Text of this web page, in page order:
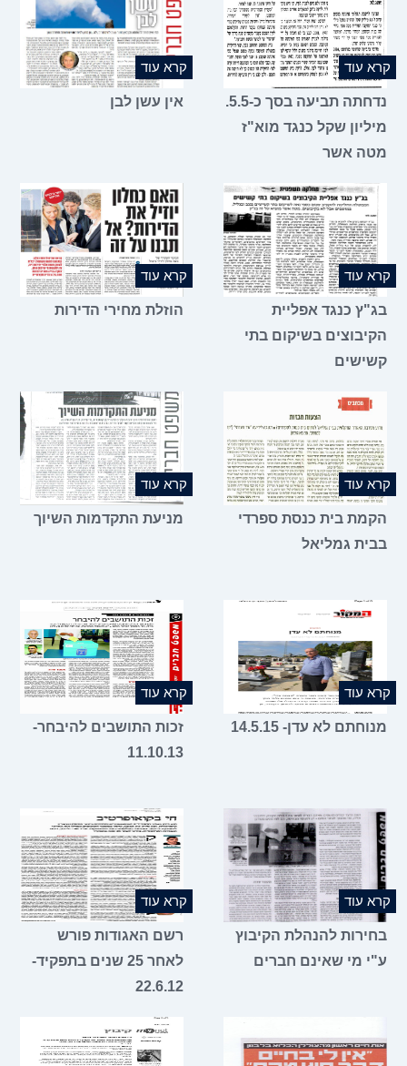
קרא עוד
נדחתה תביעה בסך כ-5.5.
מיליון שקל כנגד מוא"ז
מטה אשר
קרא עוד
אין עשן לבן
קרא עוד
בג"ץ כנגד אפליית
הקיבוצים בשיקום בתי
קשישים
קרא עוד
הוזלת מחירי הדירות
קרא עוד
הקמת בית כנסת ספרדי
בבית גמליאל
קרא עוד
מניעת התקדמות השיוך
קרא עוד
מנוחתם לא עדן- 14.5.15
קרא עוד
זכות התושבים להיבחר-
11.10.13
קרא עוד
בחירות להנהלת הקיבוץ
ע"י מי שאינם חברים
קרא עוד
רשם האגודות פורש
לאחר 25 שנים בתפקיד-
22.6.12